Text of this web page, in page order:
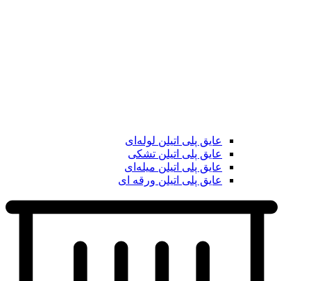
عایق پلی اتیلن لوله‌ای
عایق پلی اتیلن تشکی
عایق پلی اتیلن میله‌ای
عایق پلی اتیلن ورقه ای